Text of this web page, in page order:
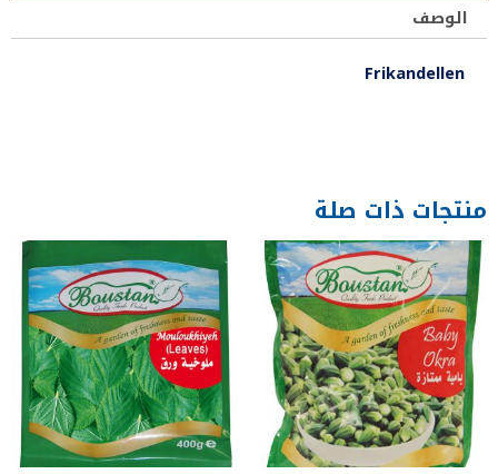
الوصف
Frikandellen
منتجات ذات صلة